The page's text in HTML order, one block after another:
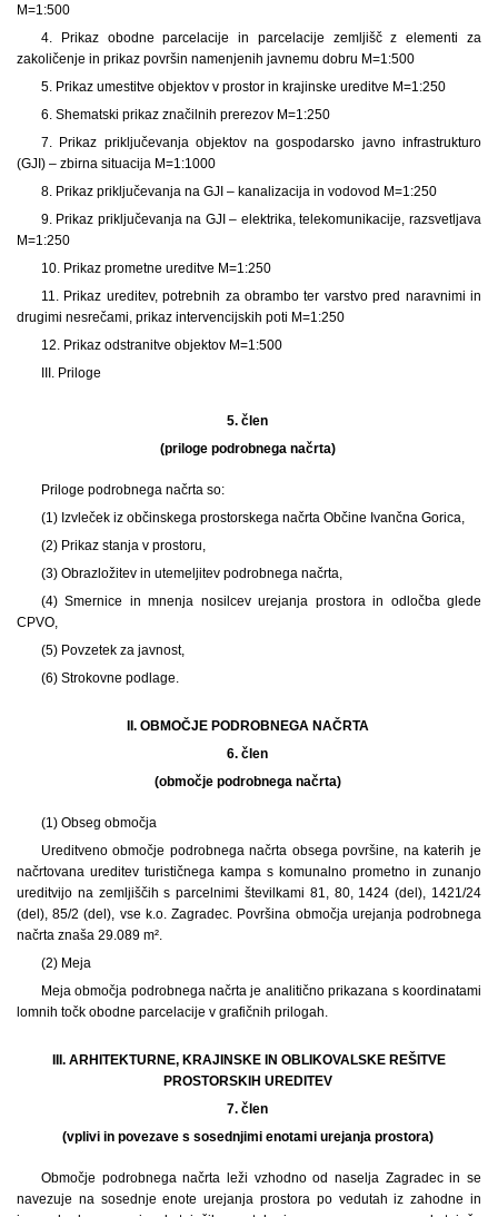
M=1:500
4. Prikaz obodne parcelacije in parcelacije zemljišč z elementi za
zakoličenje in prikaz površin namenjenih javnemu dobru M=1:500
5. Prikaz umestitve objektov v prostor in krajinske ureditve M=1:250
6. Shematski prikaz značilnih prerezov M=1:250
7. Prikaz priključevanja objektov na gospodarsko javno infrastrukturo
(GJI) – zbirna situacija M=1:1000
8. Prikaz priključevanja na GJI – kanalizacija in vodovod M=1:250
9. Prikaz priključevanja na GJI – elektrika, telekomunikacije, razsvetljava
M=1:250
10. Prikaz prometne ureditve M=1:250
11. Prikaz ureditev, potrebnih za obrambo ter varstvo pred naravnimi in
drugimi nesrečami, prikaz intervencijskih poti M=1:250
12. Prikaz odstranitve objektov M=1:500
III. Priloge
5. člen
(priloge podrobnega načrta)
Priloge podrobnega načrta so:
(1) Izvleček iz občinskega prostorskega načrta Občine Ivančna Gorica,
(2) Prikaz stanja v prostoru,
(3) Obrazložitev in utemeljitev podrobnega načrta,
(4) Smernice in mnenja nosilcev urejanja prostora in odločba glede
CPVO,
(5) Povzetek za javnost,
(6) Strokovne podlage.
II. OBMOČJE PODROBNEGA NAČRTA
6. člen
(območje podrobnega načrta)
(1) Obseg območja
Ureditveno območje podrobnega načrta obsega površine, na katerih je
načrtovana ureditev turističnega kampa s komunalno prometno in zunanjo
ureditvijo na zemljiščih s parcelnimi številkami 81, 80, 1424 (del), 1421/24
(del), 85/2 (del), vse k.o. Zagradec. Površina območja urejanja podrobnega
načrta znaša 29.089 m².
(2) Meja
Meja območja podrobnega načrta je analitično prikazana s koordinatami
lomnih točk obodne parcelacije v grafičnih prilogah.
III. ARHITEKTURNE, KRAJINSKE IN OBLIKOVALSKE REŠITVE
PROSTORSKIH UREDITEV
7. člen
(vplivi in povezave s sosednjimi enotami urejanja prostora)
Območje podrobnega načrta leži vzhodno od naselja Zagradec in se
navezuje na sosednje enote urejanja prostora po vedutah iz zahodne in